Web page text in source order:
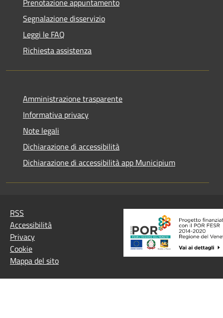
Segnalazione disservizio
Leggi le FAQ
Richiesta assistenza
Amministrazione trasparente
Informativa privacy
Note legali
Dichiarazione di accessibilità
Dichiarazione di accessibilità app Municipium
RSS
Accessibilità
Privacy
Cookie
Mappa del sito